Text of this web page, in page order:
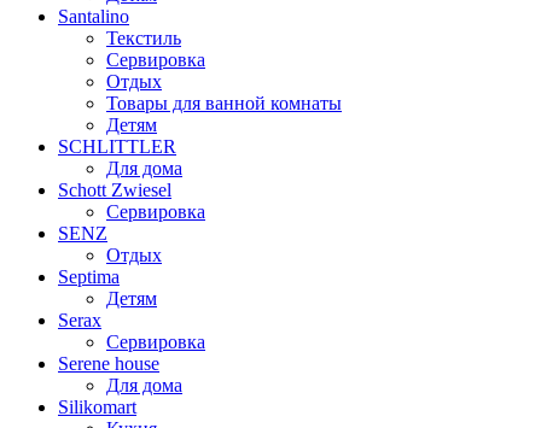
Santalino
Текстиль
Сервировка
Отдых
Товары для ванной комнаты
Детям
SCHLITTLER
Для дома
Schott Zwiesel
Сервировка
SENZ
Отдых
Septima
Детям
Serax
Сервировка
Serene house
Для дома
Silikomart